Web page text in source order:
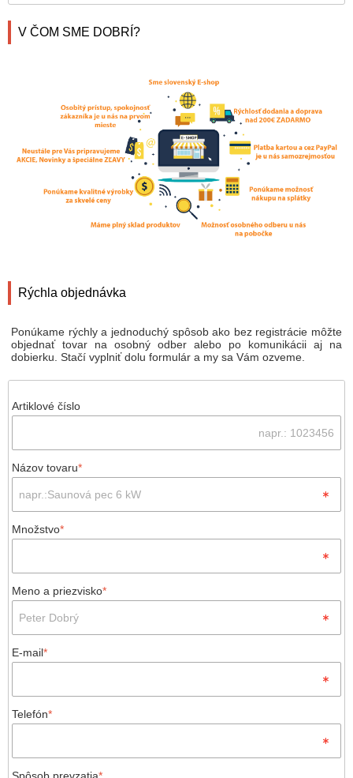
Rýchla objednávka
Ponúkame rýchly a jednoduchý spôsob ako bez registrácie môžte
objednať tovar na osobný odber alebo po komunikácii aj na
dobierku. Stačí vyplniť dolu formulár a my sa Vám ozveme.
Artiklové číslo
Názov tovaru*
Množstvo*
Meno a priezvisko*
E-mail*
Telefón*
V ČOM SME DOBRÍ?